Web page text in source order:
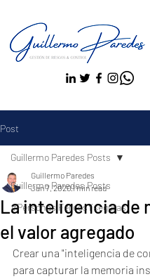
Post
Guillermo Paredes Posts
#Personas FelicesYseguras
Guillermo Paredes Posts
La inteligencia de
el valor agregado
Guillermo Paredes
Jan 7, 20201 min read
Crear una "inteligencia de
para capturar la memoria